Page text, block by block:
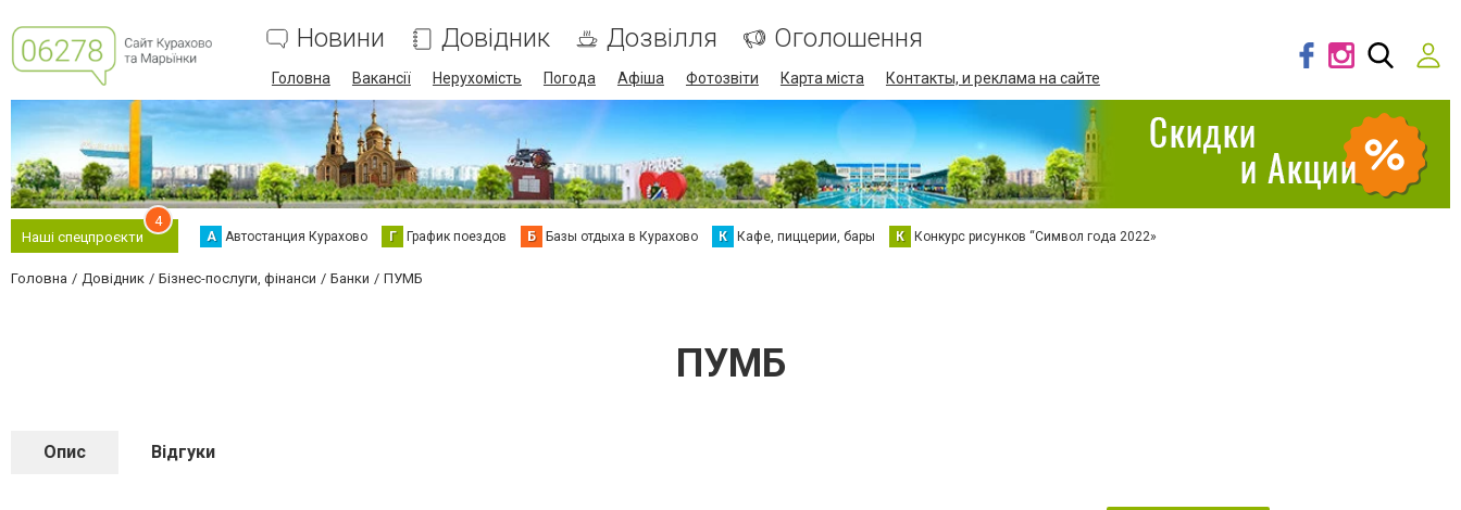
Новини Довідник Дозвілля Оголошення
Головна Вакансії Нерухомість Погода Афіша Фотозвіти Карта міста Контакты, и реклама на сайте
Наші спецпроєкти
4
А Автостанция Курахово Г График поездов Б Базы отдыха в Курахово К Кафе, пиццерии, бары К Конкурс рисунков “Символ года 2022»
Головна Довідник Бізнес-послуги, фінанси Банки ПУМБ
ПУМБ
Опис Відгуки